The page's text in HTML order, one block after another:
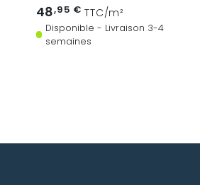
48,95 € TTC/m²
Disponible - Livraison 3-4
semaines